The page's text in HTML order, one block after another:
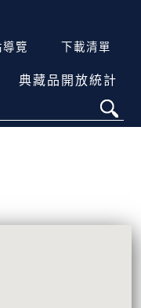
導覽 下載清單
典藏品開放統計